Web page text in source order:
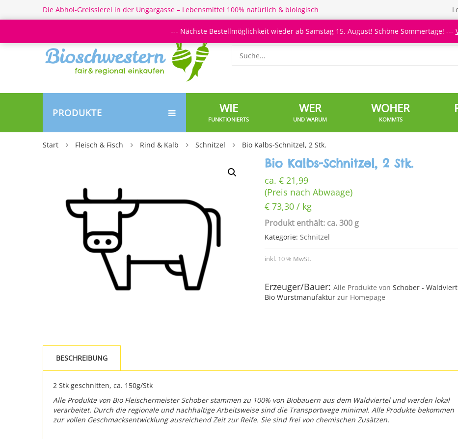
Die Abhol-Greisslerei in der Ungargasse – Lebensmittel 100% natürlich & biologisch
PRODUKTE WIE
FUNKTIONIERTS
WER
UND WARUM
WOHER
KOMMTS
Start Fleisch & Fisch Rind & Kalb Schnitzel Bio Kalbs-Schnitzel, 2 Stk.
Bio Kalbs-Schnitzel, 2 Stk.
ca.€ 21,99
(Preis nach Abwaage)
€ 73,30 / kg
Produkt enthält: ca. 300 g
Kategorie:Schnitzel
inkl. 10 % MwSt.
Erzeuger/Bauer:Alle Produkte von Schober -
Bio Wurstmanufakturzur Homepage
BESCHREIBUNG
2 Stk geschnitten, ca. 150g/Stk
Alle Produkte von Bio Fleischermeister Schober stammen zu 100% von Biobauern aus dem Waldviertel und werden lokal
verarbeitet. Durch die regionale und nachhaltige Arbeitsweise sind die Transportwege minimal. Alle Produkte bekommen
zur vollen Geschmacksentwicklung ausreichend Zeit zur Reife. Sie sind frei von chemischen Zusätzen.
--- Nächste Bestellmöglichkeit wieder ab Samstag 15. August! Schöne Sommertage! ---